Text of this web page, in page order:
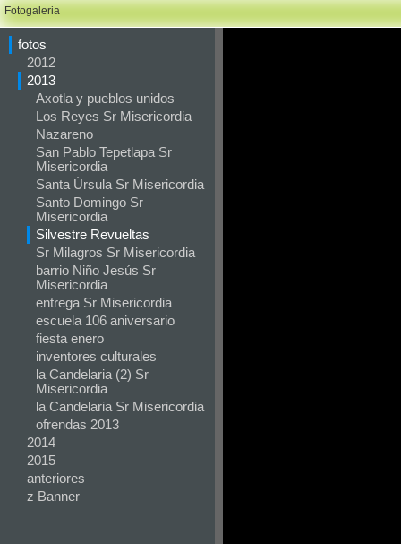
Fotogaleria
fotos
2012
2013
Axotla y pueblos unidos
Los Reyes Sr Misericordia
Nazareno
San Pablo Tepetlapa Sr
Misericordia
Santa Úrsula Sr Misericordia
Santo Domingo Sr
Misericordia
Silvestre Revueltas
Sr Milagros Sr Misericordia
barrio Niño Jesús Sr
Misericordia
entrega Sr Misericordia
escuela 106 aniversario
fiesta enero
inventores culturales
la Candelaria (2) Sr
Misericordia
la Candelaria Sr Misericordia
ofrendas 2013
2014
2015
anteriores
z Banner